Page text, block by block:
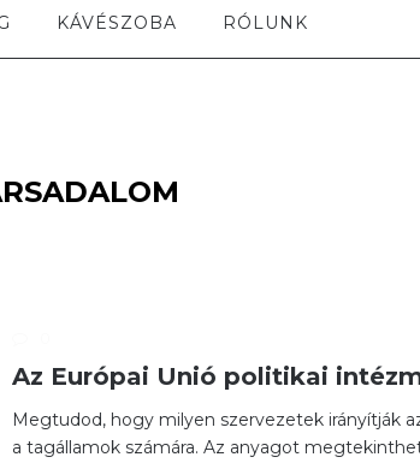
KÁVÉSZOBA RÓLUNK
Az Európai Unió politikai
Megtudod, hogy milyen szervezetek irányítják
a tagállamok számára. Az anyagot